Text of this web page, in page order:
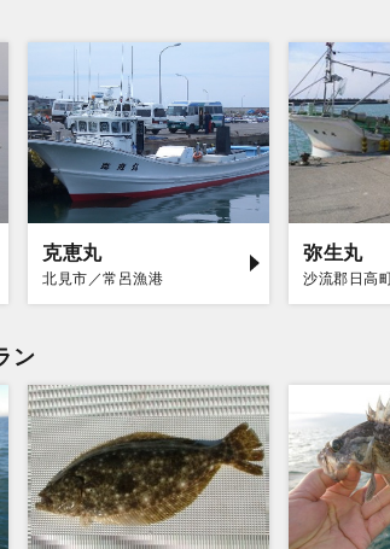
克恵丸
北見市／常呂漁港
弥生丸
沙流郡日高
ン